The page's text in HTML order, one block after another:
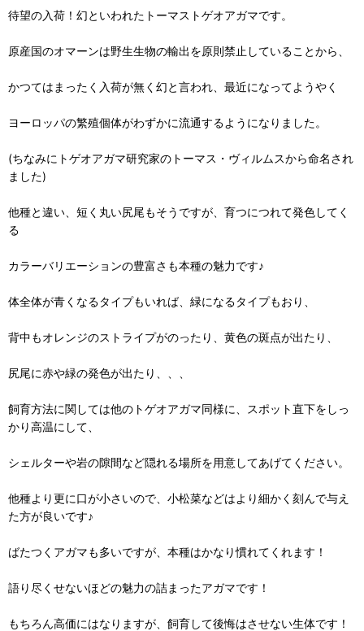
待望の入荷！幻といわれたトーマストゲオアガマです。
原産国のオマーンは野生生物の輸出を原則禁止していることから、
かつてはまったく入荷が無く幻と言われ、最近になってようやく
ヨーロッパの繁殖個体がわずかに流通するようになりました。
(ちなみにトゲオアガマ研究家のトーマス・ヴィルムスから命名され
ました)
他種と違い、短く丸い尻尾もそうですが、育つにつれて発色してく
る
カラーバリエーションの豊富さも本種の魅力です♪
体全体が青くなるタイプもいれば、緑になるタイプもおり、
背中もオレンジのストライプがのったり、黄色の斑点が出たり、
尻尾に赤や緑の発色が出たり、、、
飼育方法に関しては他のトゲオアガマ同様に、スポット直下をしっ
かり高温にして、
シェルターや岩の隙間など隠れる場所を用意してあげてください。
他種より更に口が小さいので、小松菜などはより細かく刻んで与え
た方が良いです♪
ばたつくアガマも多いですが、本種はかなり慣れてくれます！
語り尽くせないほどの魅力の詰まったアガマです！
もちろん高価にはなりますが、飼育して後悔はさせない生体です！